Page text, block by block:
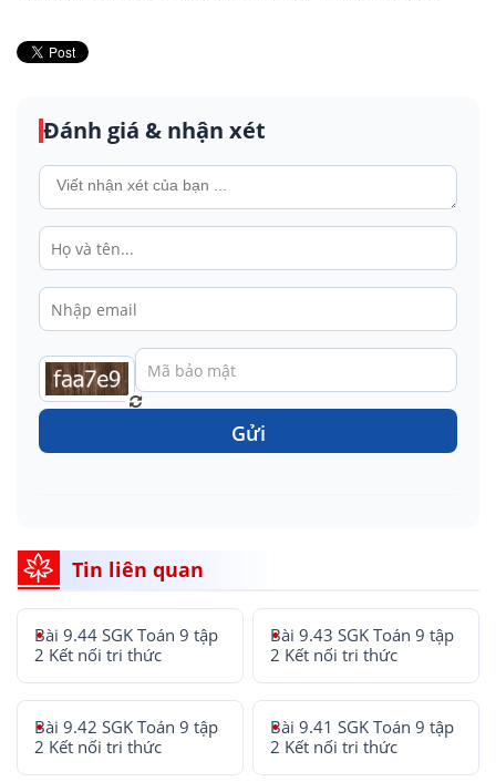
Đánh giá & nhận xét
Gửi
Tin liên quan
Bài 9.44 SGK Toán 9 tập
2 Kết nối tri thức
Bài 9.43 SGK Toán 9 tập
2 Kết nối tri thức
Bài 9.42 SGK Toán 9 tập
2 Kết nối tri thức
Bài 9.41 SGK Toán 9 tập
2 Kết nối tri thức